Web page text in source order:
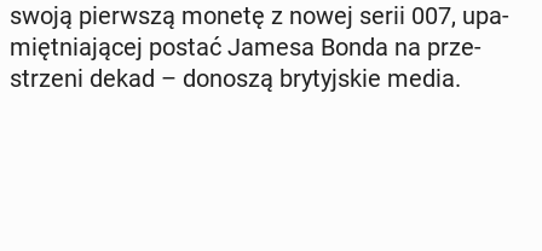
swoją pierw­szą monetę z nowej serii 007, upa­
mięt­nia­ją­cej postać Jamesa Bonda na prze­
strze­ni dekad – donoszą bry­tyj­skie media.